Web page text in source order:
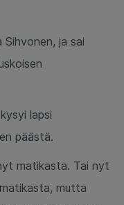
Sihvonen, ja sai
lapsi
päästä.
matikasta. Tai nyt
mutta